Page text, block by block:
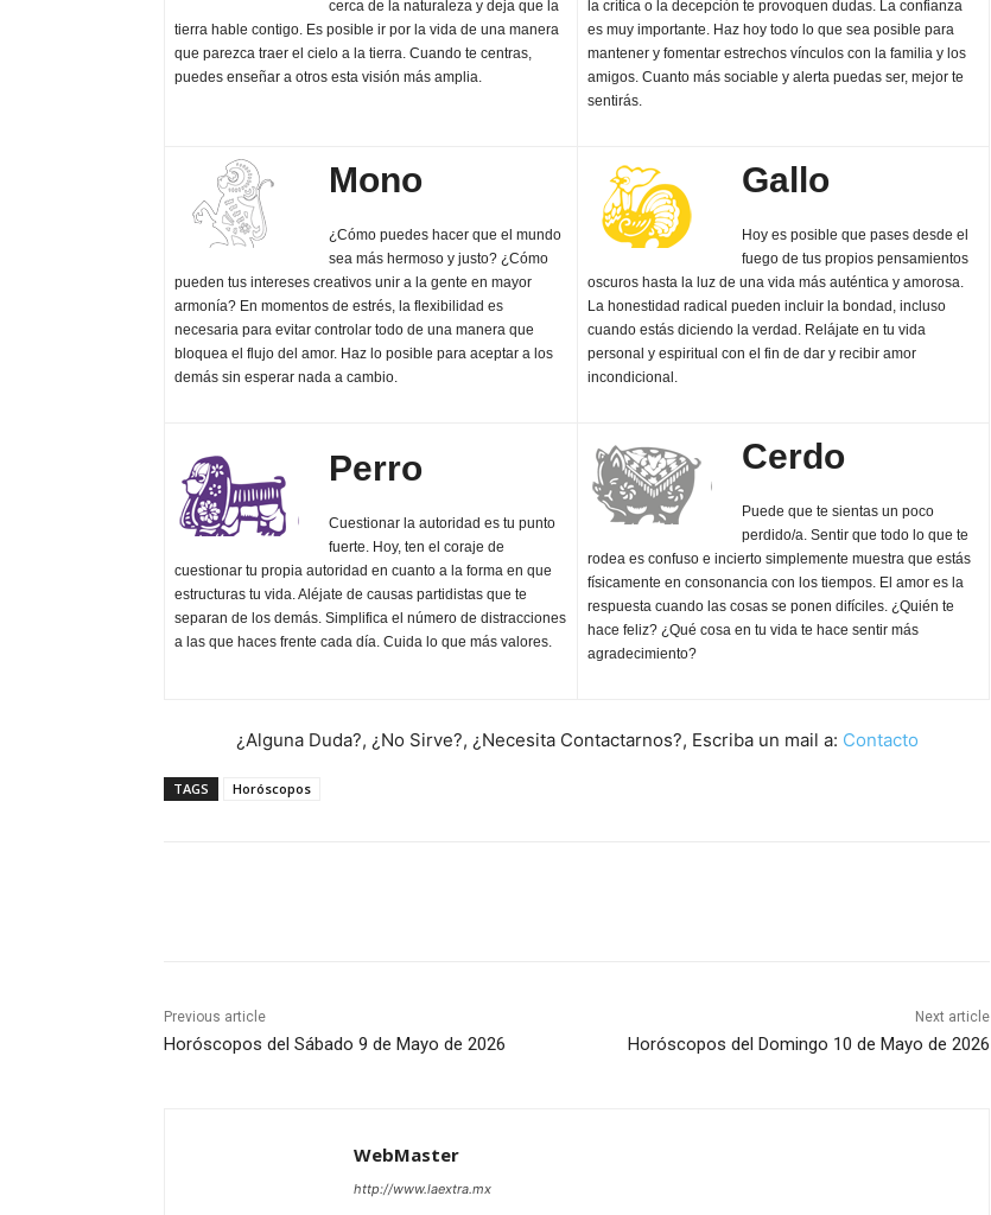
cerca de la naturaleza y deja que la
tierra hable contigo. Es posible ir por la vida de una manera
que parezca traer el cielo a la tierra. Cuando te centras,
puedes enseñar a otros esta visión más amplia.
la crítica o la decepción te provoquen dudas. La confianza
es muy importante. Haz hoy todo lo que sea posible para
mantener y fomentar estrechos vínculos con la familia y los
amigos. Cuanto más sociable y alerta puedas ser, mejor te
sentirás.
Mono
¿Cómo puedes hacer que el mundo
sea más hermoso y justo? ¿Cómo
pueden tus intereses creativos unir a la gente en mayor
armonía? En momentos de estrés, la flexibilidad es
necesaria para evitar controlar todo de una manera que
bloquea el flujo del amor. Haz lo posible para aceptar a los
demás sin esperar nada a cambio.
Gallo
Hoy es posible que pases desde el
fuego de tus propios pensamientos
oscuros hasta la luz de una vida más auténtica y amorosa.
La honestidad radical pueden incluir la bondad, incluso
cuando estás diciendo la verdad. Relájate en tu vida
personal y espiritual con el fin de dar y recibir amor
incondicional.
Perro
Cuestionar la autoridad es tu punto
fuerte. Hoy, ten el coraje de
cuestionar tu propia autoridad en cuanto a la forma en que
estructuras tu vida. Aléjate de causas partidistas que te
separan de los demás. Simplifica el número de distracciones
a las que haces frente cada día. Cuida lo que más valores.
Cerdo
Puede que te sientas un poco
perdido/a. Sentir que todo lo que te
rodea es confuso e incierto simplemente muestra que estás
físicamente en consonancia con los tiempos. El amor es la
respuesta cuando las cosas se ponen difíciles. ¿Quién te
hace feliz? ¿Qué cosa en tu vida te hace sentir más
agradecimiento?
¿Alguna Duda?, ¿No Sirve?, ¿Necesita Contactarnos?, Escriba un mail a: Contacto
TAGS Horóscopos
Previous article
Horóscopos del Sábado 9 de Mayo de 2026
Next article
Horóscopos del Domingo 10 de Mayo de 2026
WebMaster
http://www.laextra.mx